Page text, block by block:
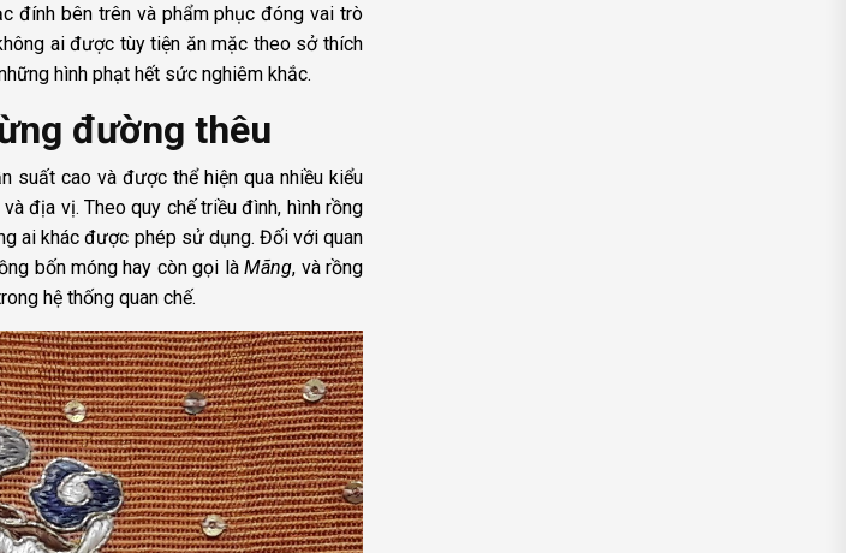
đính bên trên và phẩm phục đóng vai trò
ai được tùy tiện ăn mặc theo sở thích
hình phạt hết sức nghiêm khắc.
đường thêu
suất cao và được thể hiện qua nhiều kiểu
địa vị. Theo quy chế triều đình, hình rồng
ai khác được phép sử dụng. Đối với quan
bốn móng hay còn gọi làMãng, và rồng
hệ thống quan chế.